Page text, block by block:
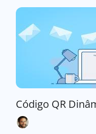
Código QR